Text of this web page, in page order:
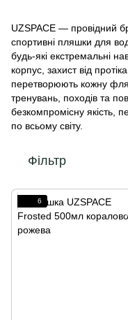
UZSPACE — провідний
спортивні пляшки для
будь-які екстремальні
корпус, захист від
перетворюють кожну
тренувань, походів та
безкомпромісну якість,
по всьому світу.
Фільтр
6